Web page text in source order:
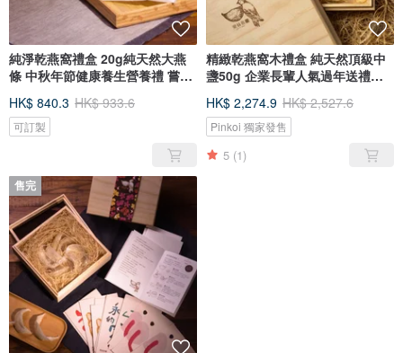
純淨乾燕窩禮盒 20g純天然大燕
條 中秋年節健康養生營養禮 嘗鮮
HK$ 840.3 HK$ 933.6
可訂製
精緻乾燕窩木禮盒 純天然頂級中
盞50g 企業長輩人氣過年送禮最
HK$ 2,274.9 HK$ 2,527.6
Pinkoi 獨家發售
5 (1)
售完